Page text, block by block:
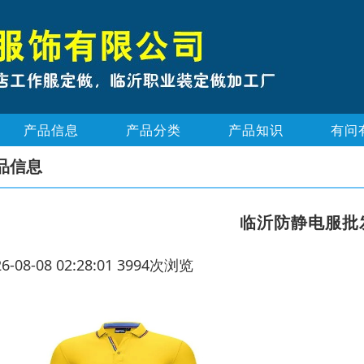
产品信息 产品分类 产品知识 有问
信息
临沂防静电服
08-08 02:28:01 3994次浏览